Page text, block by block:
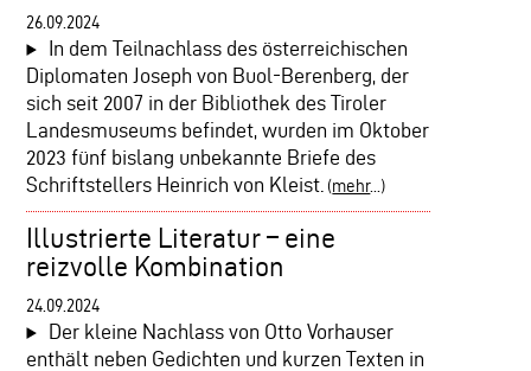
26.09.2024
In dem Teilnachlass des österreichischen
Diplomaten Joseph von Buol-Berenberg, der
sich seit 2007 in der Bibliothek des Tiroler
Landesmuseums befindet, wurden im Oktober
2023 fünf bislang unbekannte Briefe des
Schriftstellers Heinrich von Kleist. (mehr...)
Illustrierte Literatur – eine
reizvolle Kombination
24.09.2024
Der kleine Nachlass von Otto Vorhauser
enthält neben Gedichten und kurzen Texten in